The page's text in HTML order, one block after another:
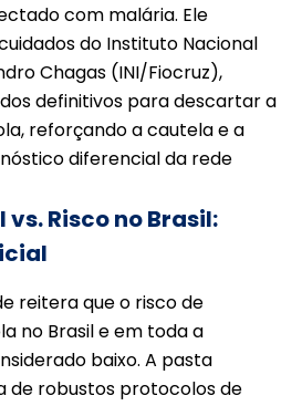
com malária. Ele
do Instituto Nacional
Chagas (INI/Fiocruz),
definitivos para descartar a
reforçando a cautela e a
diferencial da rede
Risco no Brasil:
reitera que o risco de
no Brasil e em toda a
baixo. A pasta
de robustos protocolos de